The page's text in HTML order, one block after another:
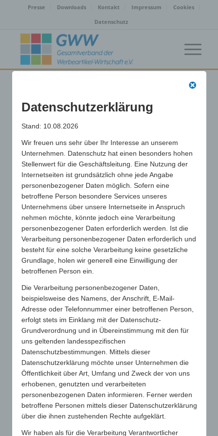
Presse Downloads Kontakt Impressum
Cookies
Datenschutz
absatzplus e.K. | Köln
(50996)
17. Juni 2024 / von
Eintrag teilen
0
KOMMENTARE
Hinterlasse einen Kommentar
An der Diskussion beteiligen?
Du musstangemeldetsein, um einen Kommentar
abzugeben.
SUCHE
Datenschutzerklärung
Stand: 10.08.2026
Wir freuen uns sehr über Ihr Interesse an unserem
Unternehmen. Datenschutz hat einen besonders hohen
Stellenwert für die Geschäftsleitung. Eine Nutzung der
Internetseiten ist grundsätzlich ohne jede Angabe
personenbezogener Daten möglich. Sofern eine
betroffene Person besondere Services unseres
Unternehmens über unsere Internetseite in Anspruch
nehmen möchte, könnte jedoch eine Verarbeitung
personenbezogener Daten erforderlich werden. Ist die
Verarbeitung personenbezogener Daten erforderlich und
besteht für eine solche Verarbeitung keine gesetzliche
Grundlage, holen wir generell eine Einwilligung der
betroffenen Person ein.
Die Verarbeitung personenbezogener Daten,
beispielsweise des Namens, der Anschrift, E-Mail-
Adresse oder Telefonnummer einer betroffenen Person,
erfolgt stets im Einklang mit der Datenschutz-
Grundverordnung und in Übereinstimmung mit den für
uns geltenden landesspezifischen
Datenschutzbestimmungen. Mittels dieser
Datenschutzerklärung möchte unser Unternehmen die
Öffentlichkeit über Art, Umfang und Zweck der von uns
erhobenen, genutzten und verarbeiteten
personenbezogenen Daten informieren. Ferner werden
betroffene Personen mittels dieser Datenschutzerklärung
über die ihnen zustehenden Rechte aufgeklärt.
Wir haben als für die Verarbeitung Verantwortlicher